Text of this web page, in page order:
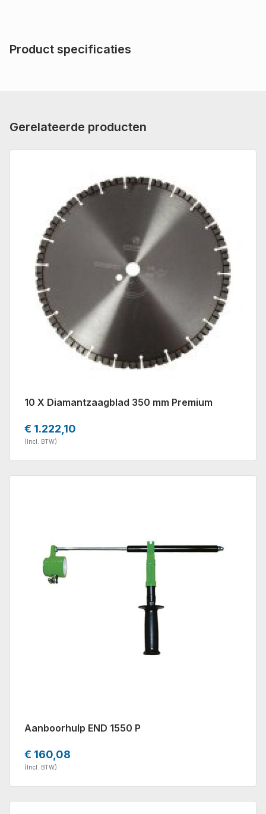
Product specificaties
Gerelateerde producten
10 X Diamantzaagblad 350 mm Premium
€ 1.222,10
(Incl. BTW)
Aanboorhulp END 1550 P
€ 160,08
(Incl. BTW)